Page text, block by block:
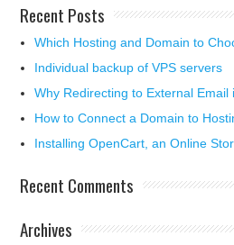
Recent Posts
Which Hosting and Domain to
Individual backup of VPS servers
Why Redirecting to External Email
How to Connect a Domain to
Installing OpenCart, an Online
Recent Comments
Archives